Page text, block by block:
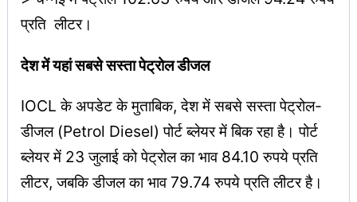
प्रति लीटर।
देश में यहां सबसे सस्ता पेट्रोल डीजल
IOCL के अपडेट के मुताबिक, देश में सबसे सस्ता पेट्रोल-
डीजल (Petrol Diesel) पोर्ट ब्लेयर में बिक रहा है। पोर्ट
ब्लेयर में 23 जुलाई को पेट्रोल का भाव 84.10 रुपये प्रति
लीटर, जबकि डीजल का भाव 79.74 रुपये प्रति लीटर है।